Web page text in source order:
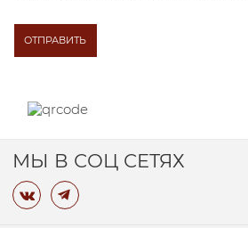
МЫ В СОЦ СЕТЯХ